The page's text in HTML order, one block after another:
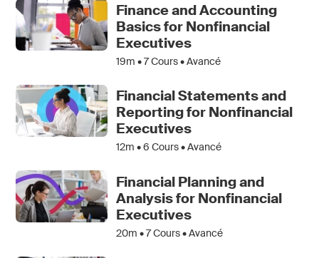
Finance and Accounting
Basics for Nonfinancial
Executives
19m •7Cours • Avancé
Financial Statements and
Reporting for Nonfinancial
Executives
12m •6 Cours • Avancé
Financial Planning and
Analysis for Nonfinancial
Executives
20m •7Cours • Avancé